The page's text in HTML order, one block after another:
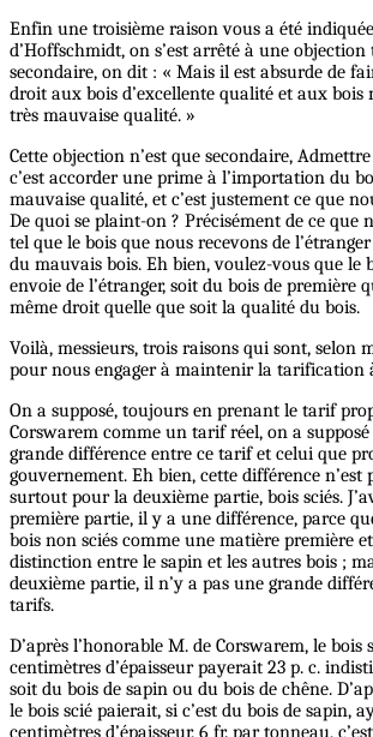
Enfin une troisième raison vous a été
d’Hoffschmidt, on s’est arrêté à une
secondaire, on dit : « Mais il est absurde de
droit aux bois d’excellente qualité et aux bois
très mauvaise qualité. »
Cette objection n’est que secondaire,
c’est accorder une prime à l’importation du
mauvaise qualité, et c’est justement ce que
De quoi se plaint-on ? Précisément de ce que
tel que le bois que nous recevons de
du mauvais bois. Eh bien, voulez-vous que le
envoie de l’étranger, soit du bois de première
même droit quelle que soit la qualité du bois.
Voilà, messieurs, trois raisons qui sont, selon
pour nous engager à maintenir la tarification
On a supposé, toujours en prenant le tarif
Corswarem comme un tarif réel, on a
grande différence entre ce tarif et celui que
gouvernement. Eh bien, cette différence n’est
surtout pour la deuxième partie, bois sciés.
première partie, il y a une différence, parce
bois non sciés comme une matière première
distinction entre le sapin et les autres bois ;
deuxième partie, il n’y a pas une grande
tarifs.
D’après l’honorable M. de Corswarem, le bois
centimètres d’épaisseur payerait 23 p. c.
soit du bois de sapin ou du bois de chêne.
le bois scié paierait, si c’est du bois de sapin,
centimètres d’épaisseur, 6 fr. par tonneau,